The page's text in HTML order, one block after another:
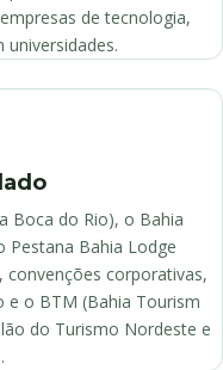
de tecnologia,
Boca do Rio), o Bahia
Pestana Bahia Lodge
corporativas,
o BTM (Bahia Tourism
do Turismo Nordeste e